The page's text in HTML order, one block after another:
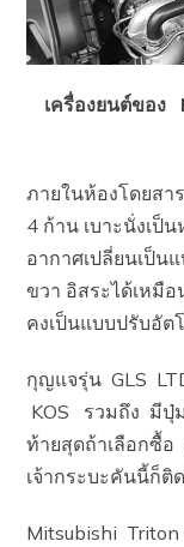
เครื่องยนต์ขอ
ภายในห้องโดยสา
4 ก้าน เบาะนั่งเป็
อากาศเปลี่ยนเป็น
ขวา อิสระได้เหมื
คงเป็นแบบปรับอัต
กุญแจรุ่น GLS
KOS รวมถึง มีปุ่
ท้ายสุดถ้าเลือกซื้อ
เจ้ากระบะคันนี้ก็ติ
Mitsubishi Triton